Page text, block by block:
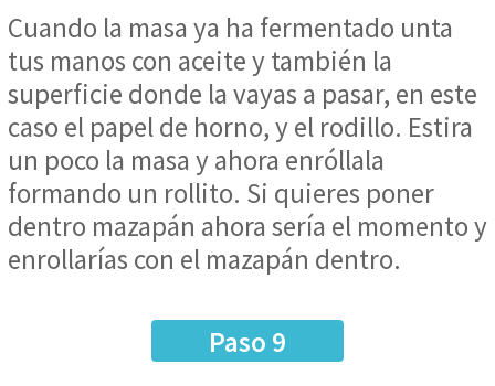
Cuando la masa ya ha fermentado unta
tus manos con aceite y también la
superficie donde la vayas a pasar, en este
caso el papel de horno, y el rodillo. Estira
un poco la masa y ahora enróllala
formando un rollito. Si quieres poner
dentro mazapán ahora sería el momento y
enrollarías con el mazapán dentro.
Paso 9